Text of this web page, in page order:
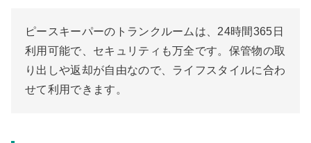
ピースキーパーのトランクルームは、24時間365日
利用可能で、セキュリティも万全です。保管物の取
り出しや返却が自由なので、ライフスタイルに合わ
せて利用できます。